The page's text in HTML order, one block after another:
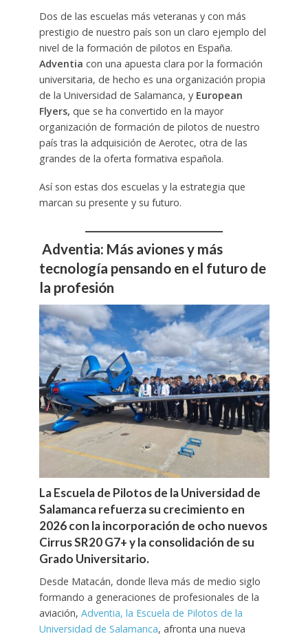
Dos de las escuelas más veteranas y con más
prestigio de nuestro país son un claro ejemplo del
nivel de la formación de pilotos en España.
Adventia con una apuesta clara por la formación
universitaria, de hecho es una organización propia
de la Universidad de Salamanca, y European
Flyers, que se ha convertido en la mayor
organización de formación de pilotos de nuestro
país tras la adquisición de Aerotec, otra de las
grandes de la oferta formativa española.
Así son estas dos escuelas y la estrategia que
marcan su presente y su futuro.
Adventia: Más aviones y más
tecnología pensando en el futuro de
la profesión
La Escuela de Pilotos de la Universidad de
Salamanca refuerza su crecimiento en
2026 con la incorporación de ocho nuevos
Cirrus SR20 G7+ y la consolidación de su
Grado Universitario.
Desde Matacán, donde lleva más de medio siglo
formando a generaciones de profesionales de la
aviación, Adventia, la Escuela de Pilotos de la
Universidad de Salamanca, afronta una nueva